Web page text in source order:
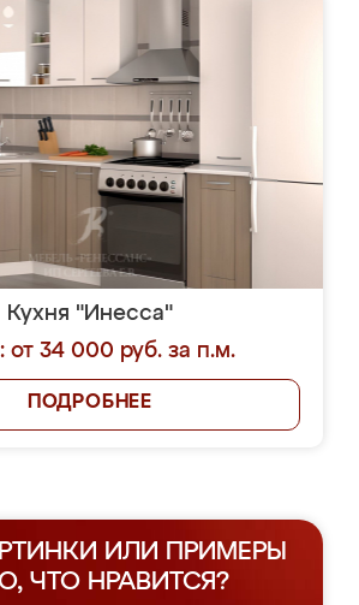
Кухня "Инесса"
от 34 000 руб. за п.м.
ПОДРОБНЕЕ
ИЛИ ПРИМЕРЫ
ЧТО НРАВИТСЯ?